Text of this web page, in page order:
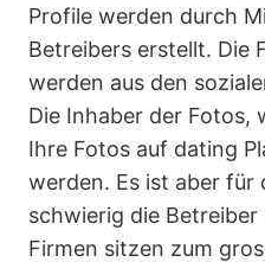
Profile werden durch
Betreibers erstellt. Die
werden aus den
Die Inhaber der Fotos,
Ihre Fotos auf dating
werden. Es ist aber für
schwierig die
Firmen sitzen zum